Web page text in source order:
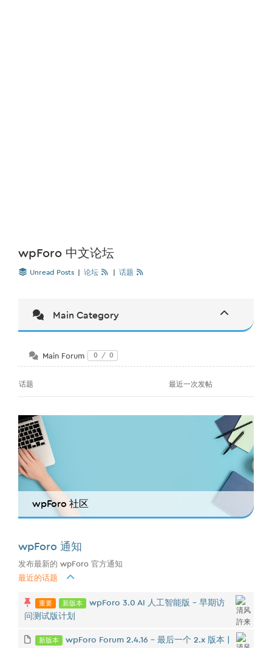
wpForo 中文论坛
Unread Posts 论坛 话题
Main Category
Main Forum 0 / 0
话题 最近一次发帖
wpForo 社区
wpForo 通知
发布最新的 wpForo 官方通知
最近的话题
重要 新版本
wpForo 3.0 AI 人工智能版 - 早期访
问测试版计划
新版本 wpForo Forum 2.4.16 – 最后一个 2.x 版本 |